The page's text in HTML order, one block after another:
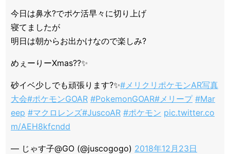
今日は鼻水?でポケ活早々に切り上げ
寝てましたが
明日は朝からお出かけなので楽しみ?
めぇーりーXmas??✨
砂イベ少しでも頑張ります?✨#メリクリポケモンAR写真
大会#ポケモンGOAR #PokemonGOAR#メリープ #Mar
eep #マクロレンズ#JuscoAR #ポケモン pic.twitter.co
m/AEH8kfcndd
— じゃす子@GO (@juscogogo) 2018年12月23日